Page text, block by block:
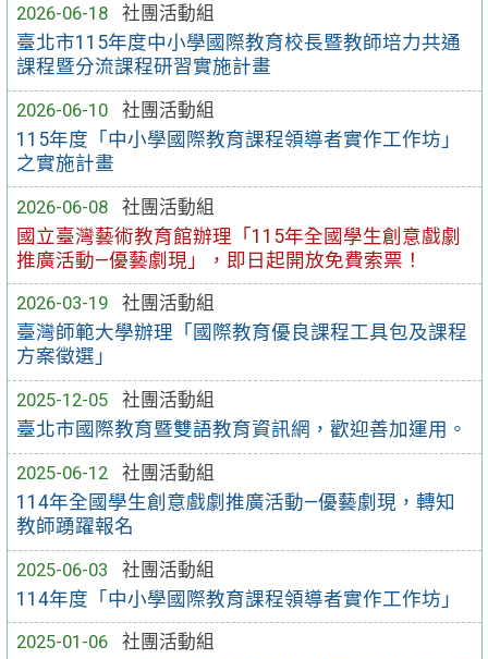
2026-06-18
社團活動組
臺北市115年度中小學國際教育校長暨教師培力共通
課程暨分流課程研習實施計畫
2026-06-10
社團活動組
115年度「中小學國際教育課程領導者實作工作坊」
之實施計畫
2026-06-08
社團活動組
國立臺灣藝術教育館辦理「115年全國學生創意戲劇
推廣活動—優藝劇現」，即日起開放免費索票！
2026-03-19
社團活動組
臺灣師範大學辦理「國際教育優良課程工具包及課程
方案徵選」
2025-12-05
社團活動組
臺北市國際教育暨雙語教育資訊網，歡迎善加運用。
2025-06-12
社團活動組
114年全國學生創意戲劇推廣活動—優藝劇現，轉知
教師踴躍報名
2025-06-03
社團活動組
114年度「中小學國際教育課程領導者實作工作坊」
2025-01-06
社團活動組